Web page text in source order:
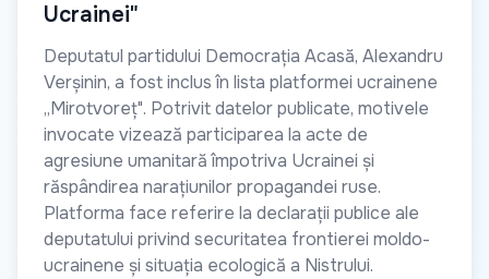
Ucrainei"
Deputatul partidului Democrația Acasă, Alexandru
Verșinin, a fost inclus în lista platformei ucrainene
„Mirotvoreț". Potrivit datelor publicate, motivele
invocate vizează participarea la acte de
agresiune umanitară împotriva Ucrainei și
răspândirea narațiunilor propagandei ruse.
Platforma face referire la declarații publice ale
deputatului privind securitatea frontierei moldo-
ucrainene și situația ecologică a Nistrului.